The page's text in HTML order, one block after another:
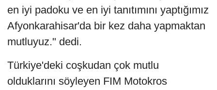
en iyi padoku ve en iyi tanıtımını yaptığımız
Afyonkarahisar'da bir kez daha yapmaktan
mutluyuz." dedi.
Türkiye'deki coşkudan çok mutlu
olduklarını söyleyen FIM Motokros